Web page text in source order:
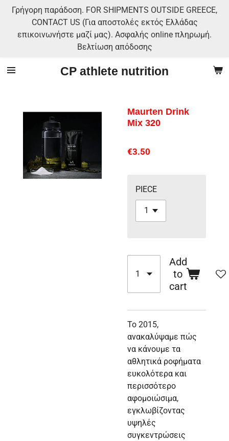
Skip
main
CP athlete nutrition
Γρήγορη παράδοση. FOR SHIPMENTS OUTSIDE GREECE,
CONTACT US (Για αποστολές εκτός Ελλάδας
επικοινωνήστε μαζί μας). Ασφαλής online πληρωμή.
Βελτίωση απόδοσης
Maurten Drink
Mix 320
€3.50
PIECE
Add
to
cart
Το 2015,
ανακαλύψαμε πώς
να κάνουμε τα
αθλητικά ροφήματα
ευκολότερα και
περισσότερο
αφομοιώσιμα,
εγκλωβίζοντας
υψηλές
συγκεντρώσεις